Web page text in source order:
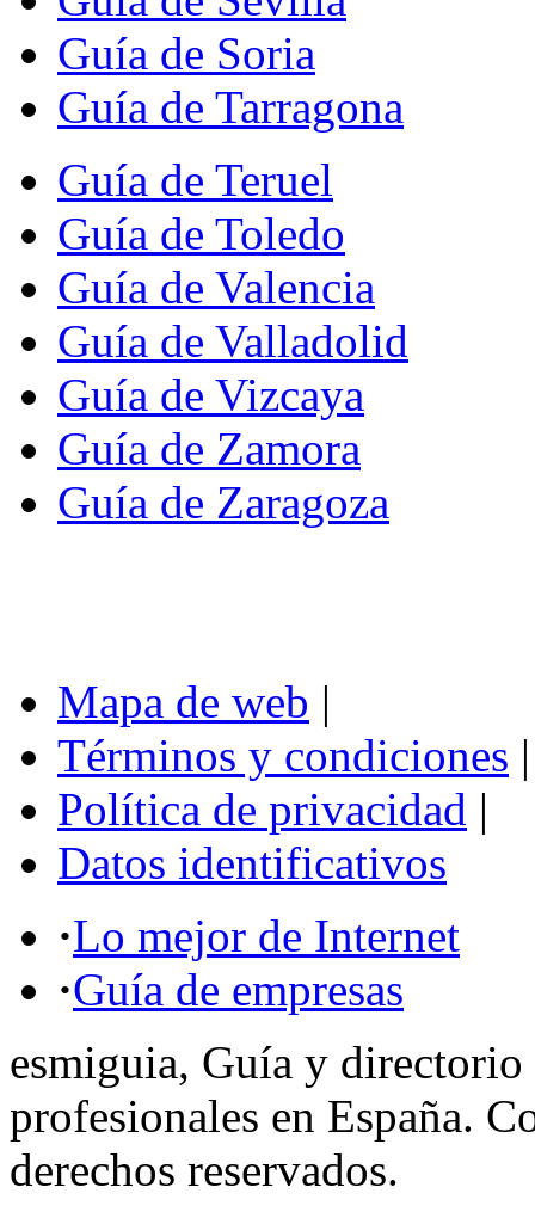
Guía de Soria
Guía de Tarragona
Guía de Teruel
Guía de Toledo
Guía de Valencia
Guía de Valladolid
Guía de Vizcaya
Guía de Zamora
Guía de Zaragoza
Mapa de web |
Términos y condiciones |
Política de privacidad |
Datos identificativos
·Lo mejor de Internet
·Guía de empresas
esmiguia, Guía y directorio
profesionales en España.
derechos reservados.